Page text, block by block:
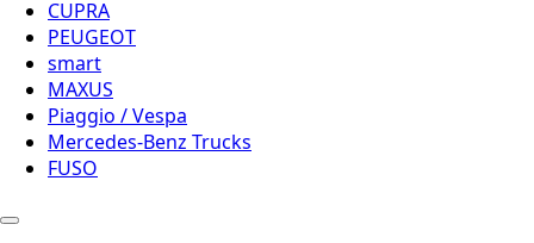
CUPRA
PEUGEOT
smart
MAXUS
Piaggio / Vespa
Mercedes-Benz Trucks
FUSO